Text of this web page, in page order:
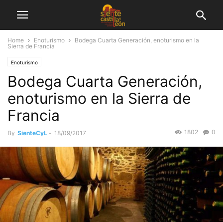
Home Enoturismo
Bodega Cuarta Generación, enoturismo en la
Sierra de Francia
Enoturismo
Bodega Cuarta Generación,
enoturismo en la Sierra de
Francia
By SienteCyL - 18/09/2017 0
1802